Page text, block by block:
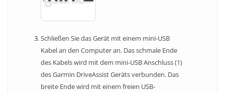
Schließen Sie das Gerät mit einem mini-USB
Kabel an den Computer an. Das schmale Ende
des Kabels wird mit dem mini-USB Anschluss (1)
des Garmin DriveAssist Geräts verbunden. Das
breite Ende wird mit einem freien USB-